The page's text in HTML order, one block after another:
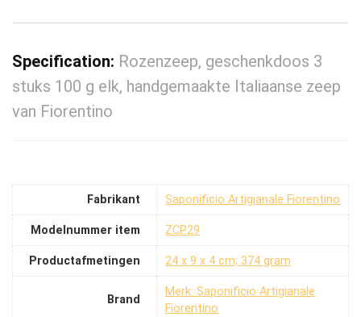
Specification: Rozenzeep, geschenkdoos 3
stuks 100 g elk, handgemaakte Italiaanse zeep
van Fiorentino
Fabrikant ‎Saponificio Artigianale Fiorentino
Modelnummer item ‎ZCP29
Productafmetingen ‎24 x 9 x 4 cm; 374 gram
Brand
Merk: Saponificio Artigianale
Fiorentino